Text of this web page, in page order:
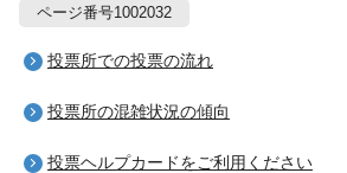
ページ番号1002032
投票所での投票の流れ
投票所の混雑状況の傾向
投票ヘルプカードをご利用ください